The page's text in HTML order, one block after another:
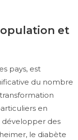
et
pays, est
du nombre
en
développer des
le diabète